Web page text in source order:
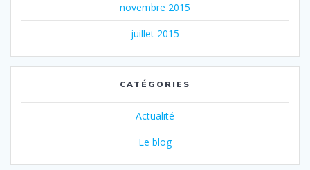
novembre 2015
juillet 2015
CATÉGORIES
Actualité
Le blog